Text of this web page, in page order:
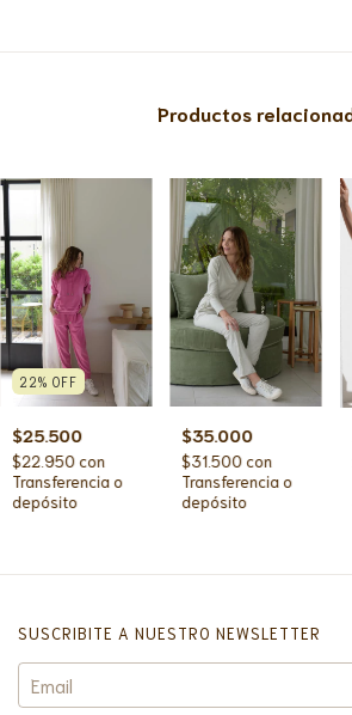
Productos
22% OFF
$25.500
$22.950con
Transferencia o
depósito
$35.000
$31.500con
Transferencia o
depósito
SUSCRIBITE A NUESTRO NEWSLETTER